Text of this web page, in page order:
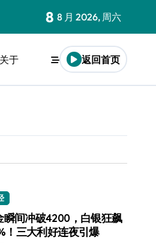
8 8 月 2026, 周六
关于 返回首页
瞬间冲破4200，白银狂飙
！三大利好连夜引爆